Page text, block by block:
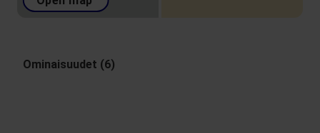
Ominaisuudet (6)